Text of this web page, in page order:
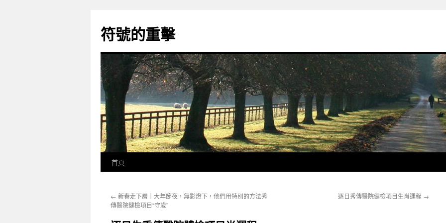
主
要
符號的重擊
首頁
← 新春走下層｜大年節夜，無影燈下，他們用特別的方法秀
傳醫院健檢項目“守歲”
逐日秀傳醫院健檢項目生肖運程 →